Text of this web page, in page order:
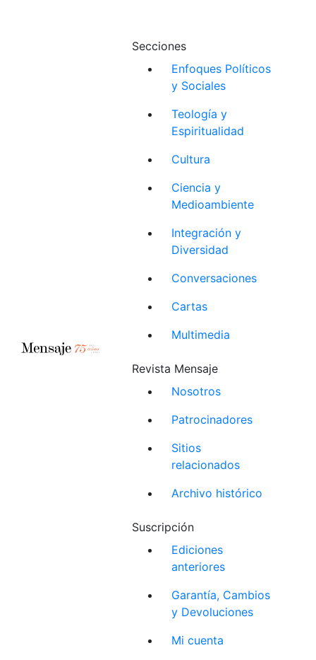
Secciones
Enfoques Políticos
y Sociales
Teología y
Espiritualidad
Cultura
Ciencia y
Medioambiente
Integración y
Diversidad
Conversaciones
Cartas
Multimedia
Revista Mensaje
Nosotros
Patrocinadores
Sitios
relacionados
Archivo histórico
Suscripción
Ediciones
anteriores
Garantía, Cambios
y Devoluciones
Mi cuenta